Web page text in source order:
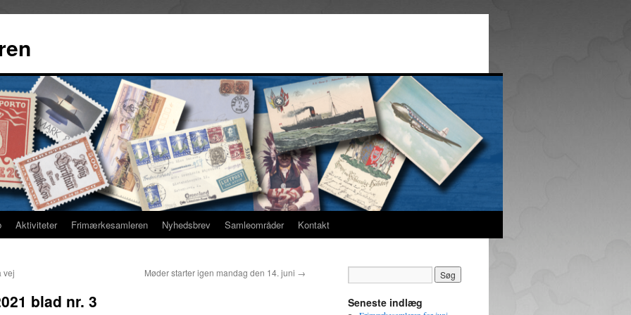
Aktiviteter Frimærkesamleren Nyhedsbrev Samleområder Kontakt
vej Møder starter igen mandag den 14. juni →
blad nr. 3 Seneste indlæg